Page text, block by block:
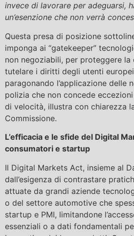
invece di lavorare per adeguarsi,
un’esenzione che non verrà
Questa presa di posizione
imponga ai “gatekeeper”
non negoziabili, per proteggere la
tutelare i diritti degli utenti
paragonando l’applicazione delle
polizia che non concede
di velocità, illustra con chiarezza
Commissione.
L’efficacia e le sfide del Digital
consumatori e startup
Il Digital Markets Act, insieme al
dall’esigenza di contrastare
attuate da grandi aziende
o del settore automotive che
startup e PMI, limitandone
essenziali o a dati fondamentali